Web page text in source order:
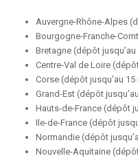
Auvergne-Rhône-Alpes
Bourgogne-Franche-
Bretagne (dépôt jusqu’au
Centre-Val de Loire
Corse (dépôt jusqu’au 15
Grand-Est (dépôt
Hauts-de-France (dépôt
Ile-de-France (dépôt
Normandie (dépôt
Nouvelle-Aquitaine